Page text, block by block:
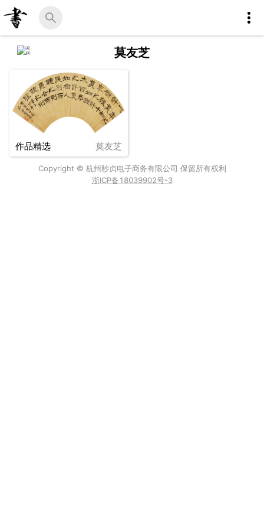
莫友芝
作品精选 莫友芝
Copyright © 杭州秒贞电子商务有限公司 保留所有权利
浙ICP备18039902号-3